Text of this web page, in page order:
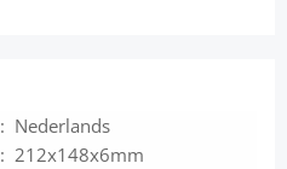
: Nederlands
: 212x148x6mm